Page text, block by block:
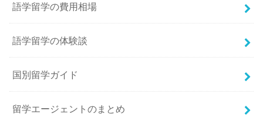
語学留学の費用相場
語学留学の体験談
国別留学ガイド
留学エージェントのまとめ